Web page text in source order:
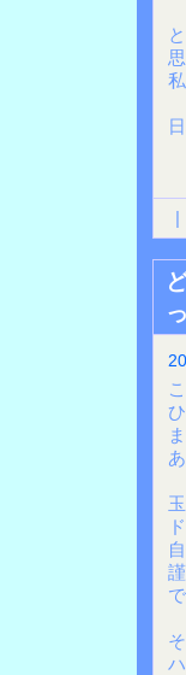
|